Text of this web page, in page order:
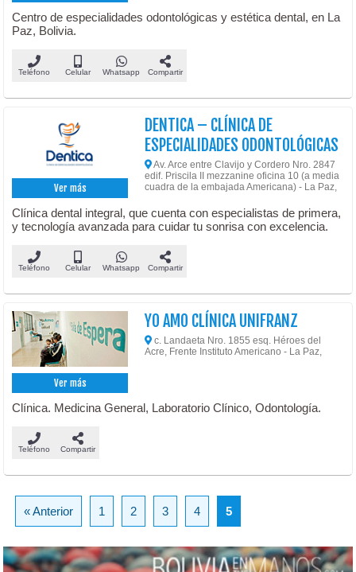
Centro de especialidades odontológicas y estética dental, en La
Paz, Bolivia.
Teléfono Celular Whatsapp Compartir
Ver más
DENTICA – CLÍNICA DE
ESPECIALIDADES ODONTOLÓGICAS
Av. Arce entre Clavijo y Cordero Nro. 2847
edif. Priscila II mezzanine oficina 10 (a media
cuadra de la embajada Americana) - La Paz,
Clínica dental integral, que cuenta con especialistas de primera,
y tecnología avanzada para cuidar tu sonrisa con excelencia.
Teléfono Celular Whatsapp Compartir
Ver más
YO AMO CLÍNICA UNIFRANZ
c. Landaeta Nro. 1855 esq. Héroes del
Acre, Frente Instituto Americano - La Paz,
Clínica. Medicina General, Laboratorio Clínico, Odontología.
Teléfono Compartir
« Anterior 1 2 3 4 5